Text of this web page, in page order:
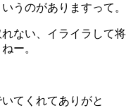
うのがありますって。
ない、イライラして将
ー。
てくれてありがと